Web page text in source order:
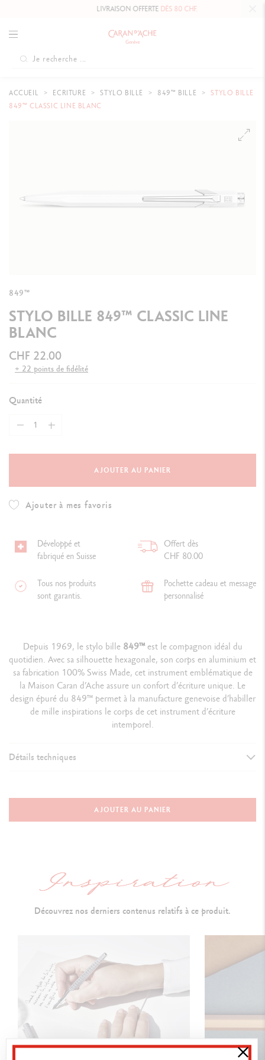
LIVRAISON OFFERTEDÈS 80 CHF.
ACCUEIL ECRITURE STYLO BILLE 849™ BILLE
STYLO BILLE
849™ CLASSIC LINE BLANC
849™
STYLO BILLE 849™ CLASSIC LINE
BLANC
CHF 22.00
+ 22 points de fidélité
Quantité
AJOUTER AU PANIER
Ajouter à mes favoris
Développé et
fabriqué en Suisse
Offert dès
CHF 80.00
Tous nos produits
sont garantis.
Pochette cadeau et message
personnalisé
Depuis 1969, le stylo bille 849™est le compagnon idéal du
quotidien. Avec sa silhouette hexagonale, son corps en aluminium et
sa fabrication 100% Swiss Made, cet instrument emblématique de
la Maison Caran d’Ache assure un confort d’écriture unique. Le
design épuré du 849™ permet à la manufacture genevoise d’habiller
de mille inspirations le corps de cet instrument d’écriture
intemporel.
Détails techniques
Stylo Bille
Corps hexagonal en aluminium
Clip flexible et bouton poussoir
Chargé avec une cartouche Caran d'Ache Goliath M Bleue
Compatible avec toutes les cartouches Goliath standard
PACKAGING
Étui en carton blanc
Dimensions : 80 x 10 mm
AJOUTER AU PANIER
Découvrez nos derniers contenus relatifs à ce produit.